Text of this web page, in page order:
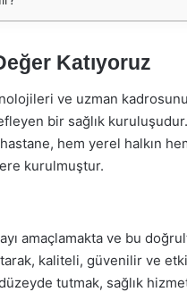
Katıyoruz
ve uzman
bir sağlık kuruluşudur.
hem yerel halkın
kurulmuştur.
amaçlamakta ve bu
kaliteli, güvenilir ve
tutmak, sağlık